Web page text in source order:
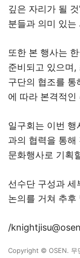
깊은 자리가 될
분들과 의미 있는
또한 본 행사는
준비되고 있으며,
구단의 협조를 통
에 따라 본격적인
일구회는 이번 행
과의 협력을 통해
문화행사로 기획
선수단 구성과 세
논의를 거쳐 추후
/
Copyright © OSEN. 무